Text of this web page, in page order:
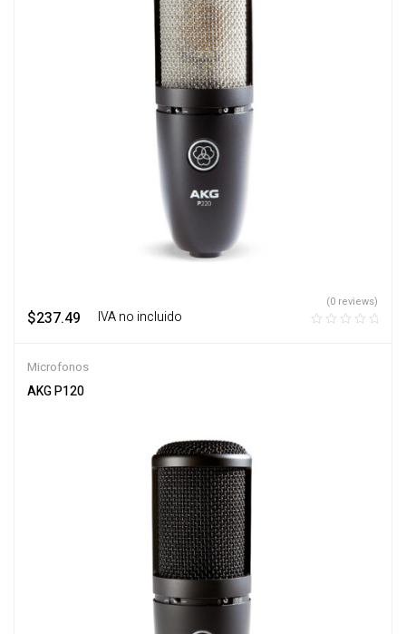
$237.49 ‎ ‎ ‎ IVA no incluido
(0 reviews)
Microfonos
AKG P120